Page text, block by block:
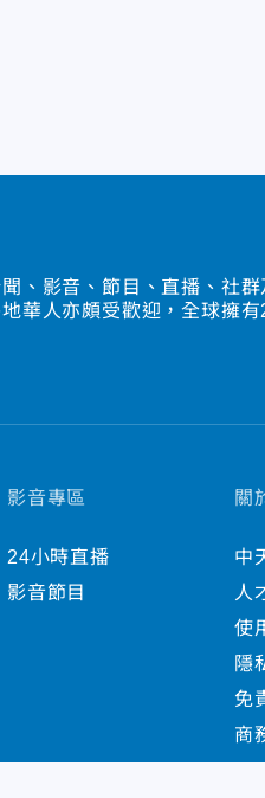
、影音、節目、直播、社
華人亦頗受歡迎，全球擁有
影音專區
24小時直播
影音節目
關
中
人
使
隱
免
商